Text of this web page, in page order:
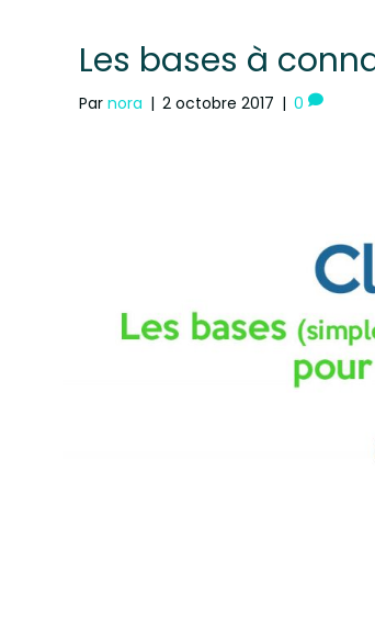
Les bases à
Par nora | 2 octobre 2017 | 0